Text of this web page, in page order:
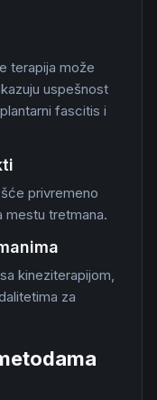
terapija može
uspešnost
fascitis i
privremeno
mestu tretmana.
kineziterapijom,
za